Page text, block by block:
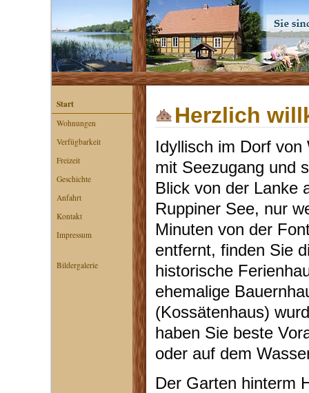
Start
Wohnungen
Verfügbarkeit
Freizeit
Geschichte
Anfahrt
Kontakt
Impressum
Bildergalerie
Herzlich
Idyllisch im Dorf von
mit Seezugang und
Blick von der Lanke
Ruppiner See, nur
Minuten von der
entfernt, finden Sie
historische
ehemalige
(Kossätenhaus)
haben Sie beste
oder auf dem
Der Garten hinterm